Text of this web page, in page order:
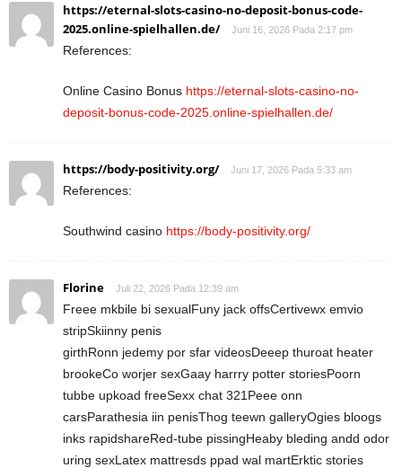
https://eternal-slots-casino-no-deposit-bonus-code-
2025.online-spielhallen.de/
Juni 16, 2026 Pada 2:17 pm
References:
Online Casino Bonus https://eternal-slots-casino-no-
deposit-bonus-code-2025.online-spielhallen.de/
https://body-positivity.org/ Juni 17, 2026 Pada 5:33 am
References:
Southwind casino https://body-positivity.org/
Florine Juli 22, 2026 Pada 12:39 am
Freee mkbile bi sexualFuny jack offsCertivewx emvio
stripSkiinny penis
girthRonn jedemy por sfar videosDeeep thuroat heater
brookeCo worjer sexGaay harrry potter storiesPoorn
tubbe upkoad freeSexx chat 321Peee onn
carsParathesia iin penisThog teewn galleryOgies bloogs
inks rapidshareRed-tube pissingHeaby bleding andd odor
uring sexLatex mattresds ppad wal martErktic stories